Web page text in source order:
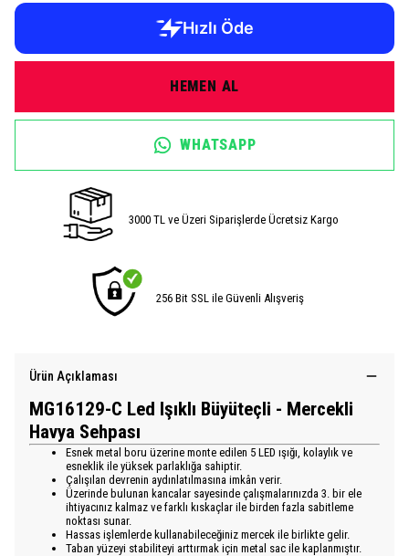
HEMEN AL
WHATSAPP
3000 TL ve Üzeri Siparişlerde Ücretsiz Kargo
256 Bit SSL ile Güvenli Alışveriş
Ürün Açıklaması
MG16129-C Led Işıklı Büyüteçli - Mercekli
Havya Sehpası
Esnek metal boru üzerine monte edilen 5 LED ışığı, kolaylık ve
esneklik ile yüksek parlaklığa sahiptir.
Çalışılan devrenin aydınlatılmasına imkân verir.
Üzerinde bulunan kancalar sayesinde çalışmalarınızda 3. bir ele
ihtiyacınız kalmaz ve farklı kıskaçlar ile birden fazla sabitleme
noktası sunar.
Hassas işlemlerde kullanabileceğiniz mercek ile birlikte gelir.
Taban yüzeyi stabiliteyi arttırmak için metal sac ile kaplanmıştır.